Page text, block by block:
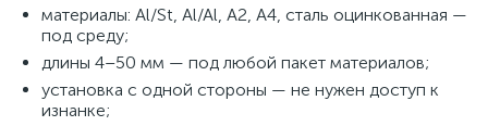
материалы: Al/St, Al/Al, A2, A4, сталь оцинкованная —
под среду;
длины 4–50 мм — под любой пакет материалов;
установка с одной стороны — не нужен доступ к
изнанке;